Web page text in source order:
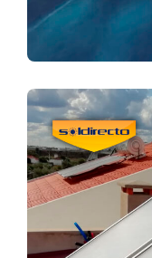
POUPANÇA
REDUÇÃO
CUSTOS